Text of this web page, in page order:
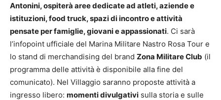
Antonini, ospiterà aree dedicate ad atleti, aziende e
istituzioni, food truck, spazi di incontro e attività
pensate per famiglie, giovani e appassionati. Ci sarà
l’infopoint ufficiale del Marina Militare Nastro Rosa Tour e
lo stand di merchandising del brand Zona Militare Club (il
programma delle attività è disponibile alla fine del
comunicato). Nel Villaggio saranno proposte attività a
ingresso libero: momenti divulgativi sulla storia e sulle